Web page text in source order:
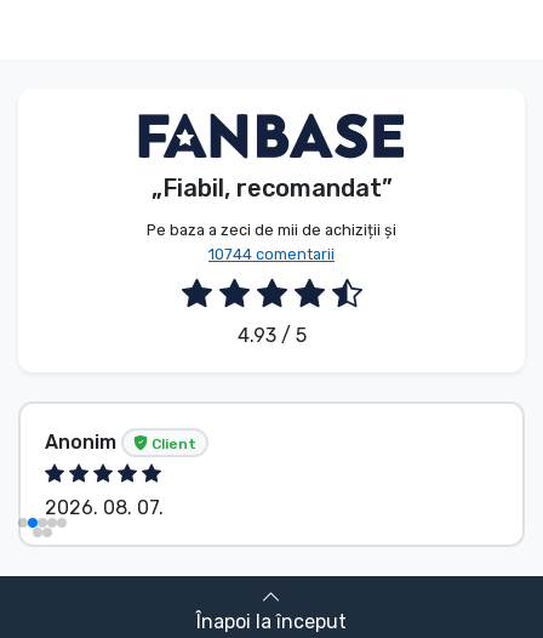
„Fiabil, recomandat”
Pe baza a zeci de mii de achiziții și
10744 comentarii
4.93 / 5
Anonim Client
2026. 08. 07.
Înapoi la început